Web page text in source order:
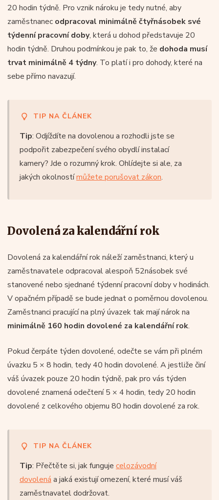
20 hodin týdně. Pro vznik nároku je tedy nutné, aby
zaměstnanec odpracoval minimálně čtyřnásobek své
týdenní pracovní doby, která u dohod představuje 20
hodin týdně. Druhou podmínkou je pak to, že dohoda musí
trvat minimálně 4 týdny. To platí i pro dohody, které na
sebe přímo navazují.
TIP NA ČLÁNEK
Tip: Odjíždíte na dovolenou a rozhodli jste se
podpořit zabezpečení svého obydlí instalací
kamery? Jde o rozumný krok. Ohlídejte si ale, za
jakých okolnostímůžete porušovat zákon.
Dovolená za kalendářní rok
Dovolená za kalendářní rok náleží zaměstnanci, který u
zaměstnavatele odpracoval alespoň 52násobek své
stanovené nebo sjednané týdenní pracovní doby v hodinách.
V opačném případě se bude jednat o poměrnou dovolenou.
Zaměstnanci pracující na plný úvazek tak mají nárok na
minimálně 160 hodin dovolené za kalendářní rok.
Pokud čerpáte týden dovolené, odečte se vám při plném
úvazku 5 × 8 hodin, tedy 40 hodin dovolené. A jestliže činí
váš úvazek pouze 20 hodin týdně, pak pro vás týden
dovolené znamená odečtení 5 × 4 hodin, tedy 20 hodin
dovolené z celkového objemu 80 hodin dovolené za rok.
TIP NA ČLÁNEK
Tip: Přečtěte si, jak funguje celozávodní
dovolená a jaká existují omezení, které musí váš
zaměstnavatel dodržovat.